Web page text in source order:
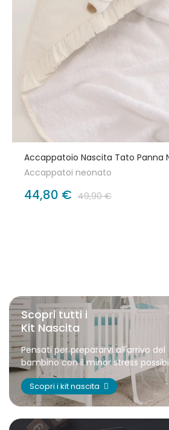
Accappatoio Nascita Tato Panna
Accappatoi neonato
44,80 € 49,90 €
Scopri tutti i
Kit Nascita
Pensati per prepararvi all'arrivo del
bambino con il minor stress
Scopri i kit nascita